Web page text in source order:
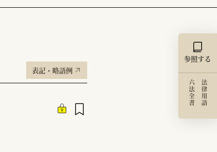
表記・略語例
参照する
法律用語
六法全書